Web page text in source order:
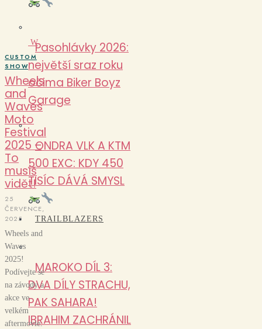
Pasohlávky 2026:
největší sraz roku
očima Biker Boyz
Garage
ONDRA VLK A KTM
500 EXC: KDY 450
TISÍC DÁVÁ SMYSL
TRAILBLAZERS
MAROKO DÍL 3:
DVA DÍLY STRACHU,
PAK SAHARA!
IBRAHIM ZACHRÁNIL
W
CUSTOM
SHOW
Wheels
and
Waves
Moto
Festival
2025 –
To
musíš
vidět!
25
ČERVENCE,
2025
Wheels and
Waves
2025!
Podívejte se
na závody a
akce ve
velkém
aftermovie.